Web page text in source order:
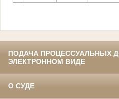
ПОДАЧА ПРОЦЕССУАЛЬНЫХ
ЭЛЕКТРОННОМ ВИДЕ
О СУДЕ